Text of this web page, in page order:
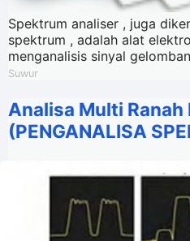
Spektrum analiser , juga
spektrum , adalah alat
menganalisis sinyal
Suwur
Analisa Multi Ranah
(PENGANALISA